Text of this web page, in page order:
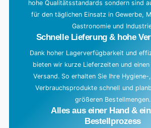
hohe Qualitätsstandards sondern sind
für den täglichen Einsatz in Gewerbe,
Gastronomie und
Schnelle Lieferung & hohe
Dank hoher Lagerverfügbarkeit und
bieten wir kurze Lieferzeiten und
Versand. So erhalten Sie Ihre
Verbrauchsprodukte schnell und
größeren Bestellmengen.
Alles aus einer Hand &
Bestellprozess